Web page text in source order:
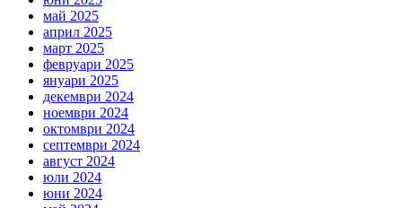
май 2025
април 2025
март 2025
февруари 2025
януари 2025
декември 2024
ноември 2024
октомври 2024
септември 2024
август 2024
юли 2024
юни 2024